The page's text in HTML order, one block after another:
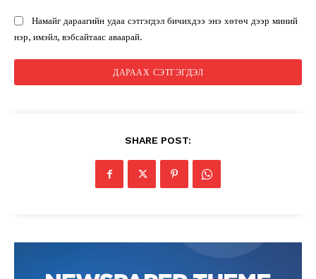
Намайг дараагийн удаа сэтгэгдэл бичихдээ энэ хөтөч дээр миний
нэр, имэйл, вэбсайтаас аваарай.
SHARE POST: